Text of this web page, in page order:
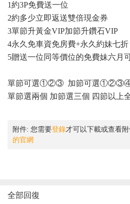
1約3P免費送一位
2約多少立即返送雙倍現金券
3單節升黃金VIP加節升鑽石VIP
4永久免車資免房費+永久約妹七折
5贈送一位同等價位的免費妹六月
單節可選①②③ 加節可選
單節選兩個 加節選三個 四節以上
附件: 您需要登錄才可以下載或查看
的官網
全部回復